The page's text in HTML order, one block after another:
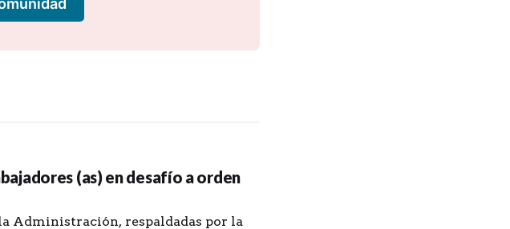
(as) en desafío a orden
Administración, respaldadas por la